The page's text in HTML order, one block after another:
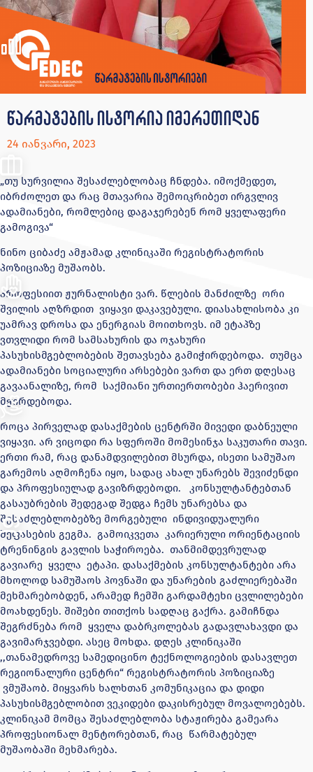
წარმატების ისტორია იმერეთიდან
24 იანვარი, 2023
„თუ სურვილია შესაძლებლობაც ჩნდება. იმოქმედეთ,
იბრძოლეთ და რაც მთავარია შემოიკრიბეთ ირგვლივ
ადამიანები, რომლებიც დაგაჯერებენ რომ ყველაფერი
გამოგივა“
ნინო ციბაძე ამჟამად კლინიკაში რეგისტრატორის
პოზიციაზე მუშაობს.
პროფესიით ჟურნალისტი ვარ. წლების მანძილზე ორი
შვილის აღზრდით ვიყავი დაკავებული. დიასახლისობა კი
უამრავ დროსა და ენერგიას მოითხოვს. იმ ეტაპზე
ვთვლიდი რომ სამსახურის და ოჯახური
პასუხისმგებლობების შეთავსება გამიჭირდებოდა. თუმცა
ადამიანები სოციალური არსებები ვართ და ერთ დღესაც
გავაანალიზე, რომ საქმიანი ურთიერთობები ჰაერივით
მჭირდებოდა.
როცა პირველად დასაქმების ცენტრში მივედი დაბნეული
ვიყავი. არ ვიცოდი რა სფეროში მომესინჯა საკუთარი თავი.
ერთი რამ, რაც დანამდვილებით მსურდა, ისეთი სამუშაო
გარემოს აღმოჩენა იყო, სადაც ახალ უნარებს შევიძენდი
და პროფესიულად გავიზრდებოდი. კონსულტანტებთან
გასაუბრების შედეგად შედგა ჩემს უნარებსა და
შესაძლებლობებზე მორგებული ინდივიდუალური
შეფასების გეგმა. გამოიკვეთა კარიერული ორიენტაციის
ტრენინგის გავლის საჭიროება. თანმიმდევრულად
გავიარე ყველა ეტაპი. დასაქმების კონსულტანტები არა
მხოლოდ სამუშაოს პოვნაში და უნარების გაძლიერებაში
მეხმარებობდენ, არამედ ჩემში გარდამტეხი ცვლილებები
მოახდენეს. შიშები თითქოს სადღაც გაქრა. გამიჩნდა
შეგრძნება რომ ყველა დაბრკოლებას გადავლახავდი და
გავიმარჯვებდი. ასეც მოხდა. დღეს კლინიკაში
,,თანამედროვე სამედიცინო ტექნოლოგიების დასავლეთ
რეგიონალური ცენტრი“ რეგისტრატორის პოზიციაზე
ვმუშაობ. მიყვარს ხალხთან კომუნიკაცია და დიდი
პასუხისმგებლობით ვეკიდები დაკისრებულ მოვალოებებს.
კლინიკამ მომცა შესაძლებლობა სტაჟირება გამეარა
პროფესიონალ მენტორებთან, რაც წარმატებულ
მუშაობაში მეხმარება.